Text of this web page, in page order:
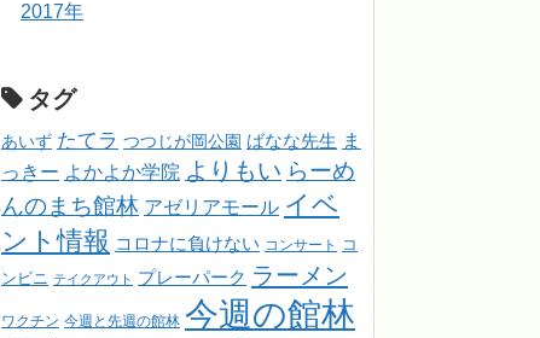
2017年
タグ
あいず たてラ つつじが岡公園 ばなな先生 ま
っきー よかよか学院 よりもい らーめ
んのまち館林 アゼリアモール イベ
ント情報 コロナに負けない コンサート
コ
ンビニ テイクアウト プレーパーク ラーメン
ワクチン 今週と先週の館林 今週の館林